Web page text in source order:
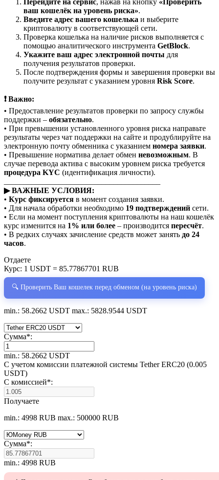
ваш кошелёк на уровень риска».
Введите адрес вашего кошелька и выберите
криптовалюту в соответствующей сети.
Проверка кошелька на наличие рисков выполняется с
помощью аналитического инструмента GetBlock.
Укажите ваш адрес электронной почты для
получения результатов проверки.
После подтверждения формы и завершения проверки вы
получите результат с указанием уровня Risk Score.
❗ Важно:
• Предоставление результатов проверки по запросу службы
поддержки – обязательно.
• При превышении установленного уровня риска направьте
результаты через чат поддержки на сайте и продублируйте на
электронную почту обменника с указанием номера заявки.
• Превышение норматива делает обмен невозможным. В
случае перевода актива с высоким уровнем риска требуется
процедура KYC (идентификация личности).
▶ ВАЖНЫЕ УСЛОВИЯ:
• Курс фиксируется в момент создания заявки.
• Для начала обработки необходимо 19 подтверждений сети.
• Если на момент поступления криптовалюты на наш кошелёк
курс изменится на 1% или более – производится пересчёт.
• В редких случаях зачисление средств может занять до 24
часов.
Отдаете
Курс: 1 USDT = 85.77867701 RUB
🔍 Проверить Ваш кошелек перед обменом (на уровень риска)
min.: 58.2662 USDT max.: 5828.9544 USDT
Сумма*:
min.: 58.2662 USDT
С учетом комиссии платежной системы Tether ERC20 (0.005
USDT)
С комиссией*:
Получаете
min.: 4998 RUB max.: 500000 RUB
Сумма*:
min.: 4998 RUB